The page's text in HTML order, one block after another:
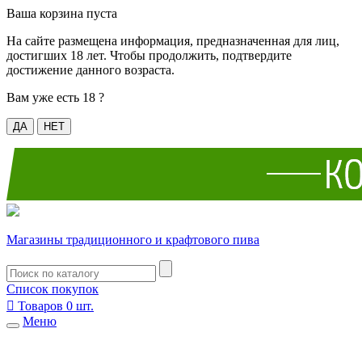
Ваша корзина пуста
На сайте размещена информация, предназначенная для лиц,
достигших 18 лет. Чтобы продолжить, подтвердите
достижение данного возраста.
Вам уже есть 18 ?
ДА НЕТ
Магазины традиционного и крафтового пива
Список покупок
 Товаров 0 шт.
Меню